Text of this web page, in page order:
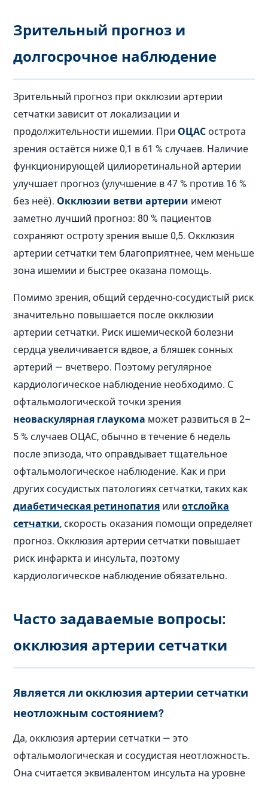
Зрительный прогноз и
долгосрочное наблюдение
Зрительный прогноз при окклюзии артерии
сетчатки зависит от локализации и
продолжительности ишемии. При ОЦАС острота
зрения остаётся ниже 0,1 в 61 % случаев. Наличие
функционирующей цилиоретинальной артерии
улучшает прогноз (улучшение в 47 % против 16 %
без неё). Окклюзии ветви артерии имеют
заметно лучший прогноз: 80 % пациентов
сохраняют остроту зрения выше 0,5. Окклюзия
артерии сетчатки тем благоприятнее, чем меньше
зона ишемии и быстрее оказана помощь.
Помимо зрения, общий сердечно-сосудистый риск
значительно повышается после окклюзии
артерии сетчатки. Риск ишемической болезни
сердца увеличивается вдвое, а бляшек сонных
артерий — вчетверо. Поэтому регулярное
кардиологическое наблюдение необходимо. С
офтальмологической точки зрения
неоваскулярная глаукома может развиться в 2–
5 % случаев ОЦАС, обычно в течение 6 недель
после эпизода, что оправдывает тщательное
офтальмологическое наблюдение. Как и при
других сосудистых патологиях сетчатки, таких как
диабетическая ретинопатия илиотслойка
сетчатки, скорость оказания помощи определяет
прогноз. Окклюзия артерии сетчатки повышает
риск инфаркта и инсульта, поэтому
кардиологическое наблюдение обязательно.
Часто задаваемые вопросы:
окклюзия артерии сетчатки
Является ли окклюзия артерии сетчатки
неотложным состоянием?
Да, окклюзия артерии сетчатки — это
офтальмологическая и сосудистая неотложность.
Она считается эквивалентом инсульта на уровне